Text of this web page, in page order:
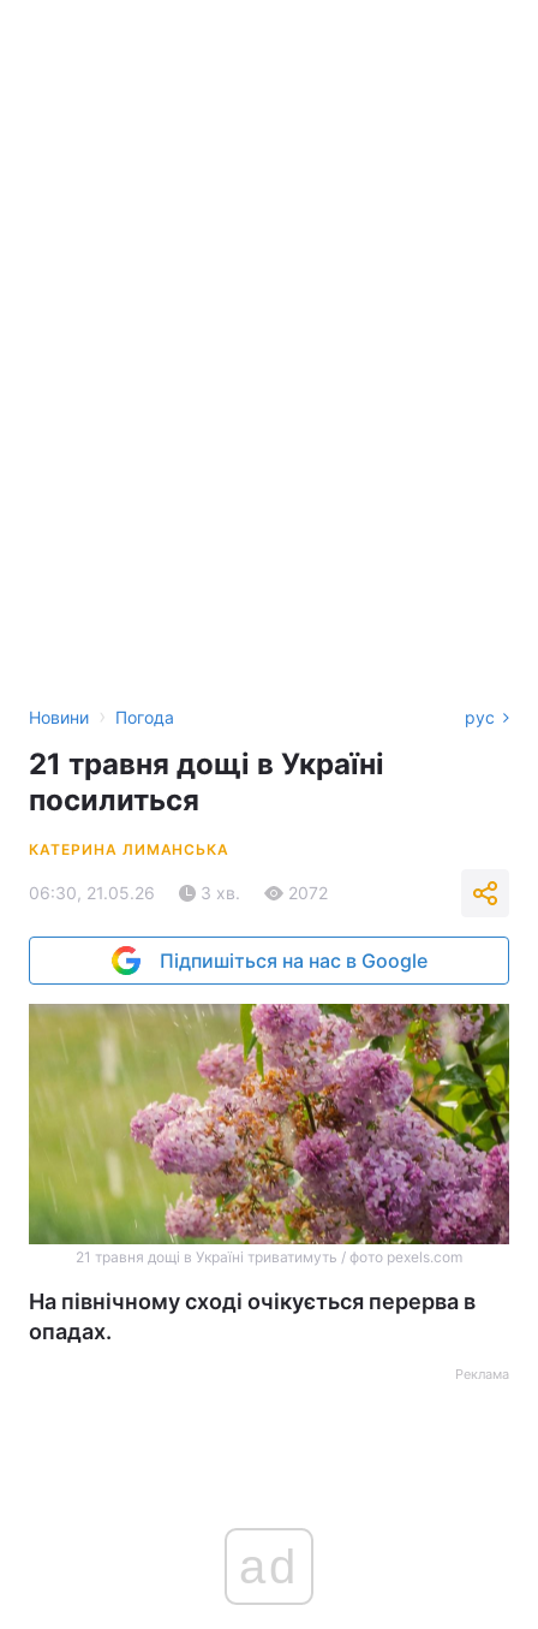
Новини › Погода рус
21 травня дощі в Україні
посилиться
КАТЕРИНА ЛИМАНСЬКА
06:30, 21.05.26 3 хв. 2072
Підпишіться на нас в Google
21 травня дощі в Україні триватимуть / фото pexels.com
На північному сході очікується перерва в
опадах.
Реклама
ad